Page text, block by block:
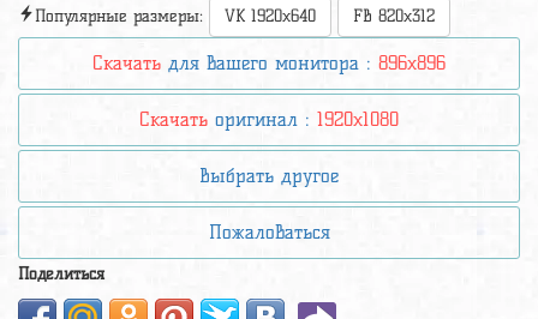
Популярные размеры:
VK 1920x640 FB 820x312
Скачать для вашего монитора : 896x896
Скачать оригинал : 1920x1080
Выбрать другое
Пожаловаться
Поделиться